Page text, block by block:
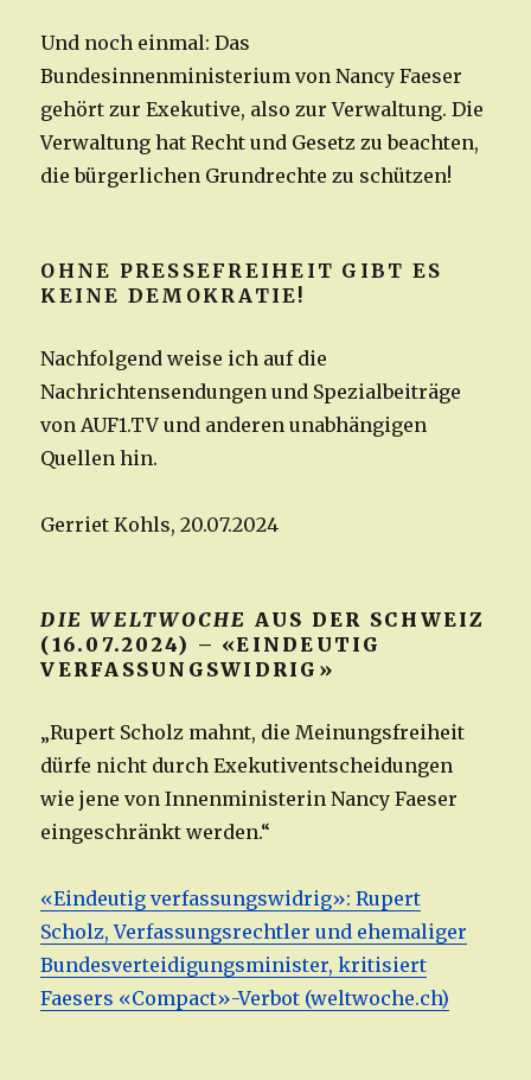
Und noch einmal: Das
Bundesinnenministerium von Nancy Faeser
gehört zur Exekutive, also zur Verwaltung. Die
Verwaltung hat Recht und Gesetz zu beachten,
die bürgerlichen Grundrechte zu schützen!
OHNE PRESSEFREIHEIT GIBT ES
KEINE DEMOKRATIE!
Nachfolgend weise ich auf die
Nachrichtensendungen und Spezialbeiträge
von AUF1.TV und anderen unabhängigen
Quellen hin.
Gerriet Kohls, 20.07.2024
DIE WELTWOCHE AUS DER SCHWEIZ
(16.07.2024) – «EINDEUTIG
VERFASSUNGSWIDRIG»
„Rupert Scholz mahnt, die Meinungsfreiheit
dürfe nicht durch Exekutiventscheidungen
wie jene von Innenministerin Nancy Faeser
eingeschränkt werden.“
«Eindeutig verfassungswidrig»: Rupert
Scholz, Verfassungsrechtler und ehemaliger
Bundesverteidigungsminister, kritisiert
Faesers «Compact»-Verbot (weltwoche.ch)